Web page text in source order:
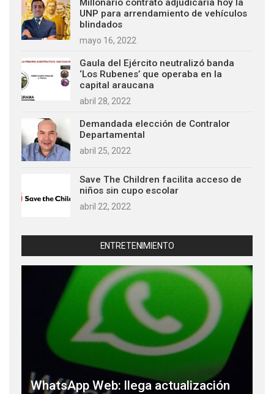
Millonario contrato adjudicaría hoy la
UNP para arrendamiento de vehículos
blindados
mayo 16, 2022
Gaula del Ejército neutralizó banda
‘Los Rubenes’ que operaba en la
capital araucana
abril 28, 2022
Demandada elección de Contralor
Departamental
abril 25, 2022
Save The Children facilita acceso de
niños sin cupo escolar
abril 22, 2022
ENTRETENIMIENTO
WhatsApp Web: llega actualización